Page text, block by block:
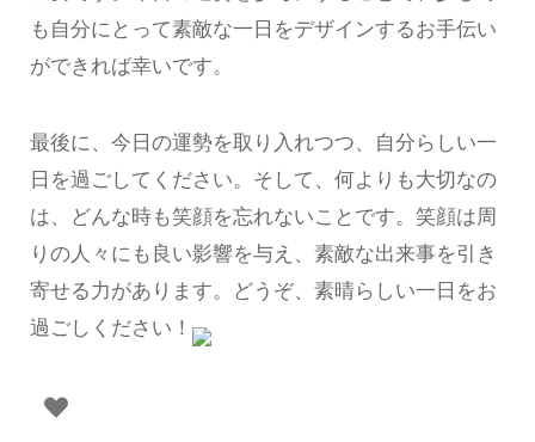
も自分にとって素敵な一日をデザインするお手伝い
ができれば幸いです。
最後に、今日の運勢を取り入れつつ、自分らしい一
日を過ごしてください。そして、何よりも大切なの
は、どんな時も笑顔を忘れないことです。笑顔は周
りの人々にも良い影響を与え、素敵な出来事を引き
寄せる力があります。どうぞ、素晴らしい一日をお
過ごしください！